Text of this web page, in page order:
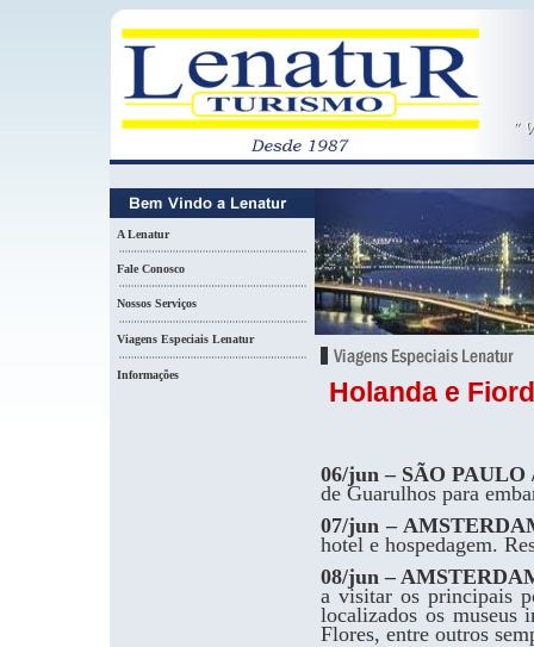
A Lenatur
Fale Conosco
Nossos Serviços
Viagens Especiais Lenatur
Informações
Holanda e
06/jun – SÃO
de Guarulhos para
07/jun –
hotel e hospedagem.
08/jun –
a visitar os principais
localizados os museus
Flores, entre outros